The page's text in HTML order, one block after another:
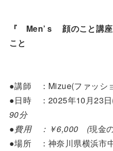
『 Men’ｓ 顔のこと講
こと
●講師 ：Mizue(ファッシ
●日時 ：2025年10月23
90分
●費用 ：￥6,000 (現金
●場所 ：神奈川県横浜市